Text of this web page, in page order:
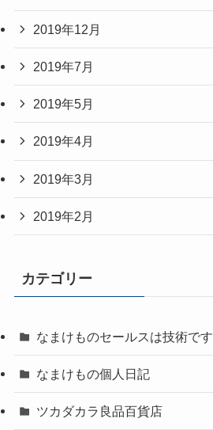
2019年12月
2019年7月
2019年5月
2019年4月
2019年3月
2019年2月
カテゴリー
なまけものセールスは技術です
なまけもの個人日記
ツカダカラ良品百貨店